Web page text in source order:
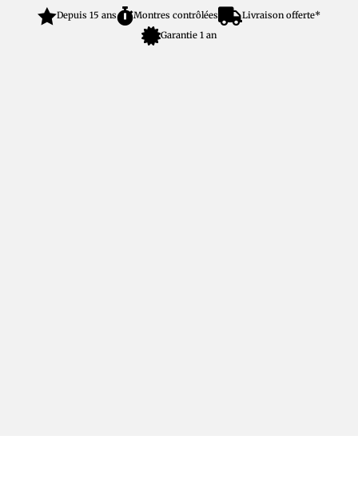
Depuis 15 ansMontres contrôlées Livraison offerte*
Garantie 1 an